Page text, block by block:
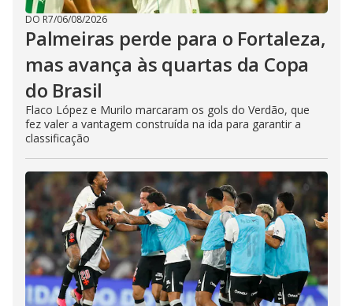
DO R7/06/08/2026
Palmeiras perde para o Fortaleza,
mas avança às quartas da Copa
do Brasil
Flaco López e Murilo marcaram os gols do Verdão, que
fez valer a vantagem construída na ida para garantir a
classificação